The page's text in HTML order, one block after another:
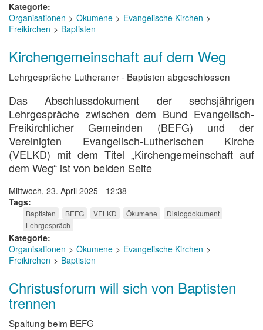
Kategorie
Organisationen
Ökumene
Evangelische Kirchen
Freikirchen
Baptisten
Kirchengemeinschaft auf dem Weg
Lehrgespräche Lutheraner - Baptisten abgeschlossen
Das Abschlussdokument der sechsjährigen
Lehrgespräche zwischen dem Bund Evangelisch-
Freikirchlicher Gemeinden (BEFG) und der
Vereinigten Evangelisch-Lutherischen Kirche
(VELKD) mit dem Titel „Kirchengemeinschaft auf
dem Weg“ ist von beiden Seite
Mittwoch, 23. April 2025 - 12:38
Tags
Baptisten BEFG VELKD Ökumene
Dialogdokument
Lehrgespräch
Kategorie
Organisationen
Ökumene
Evangelische Kirchen
Freikirchen
Baptisten
Christusforum will sich von Baptisten
trennen
Spaltung beim BEFG